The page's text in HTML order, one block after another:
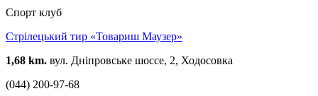
Спорт клуб
Стрілецький тир «Товариш Маузер»
1,68 km. вул. Дніпровське шоссе, 2, Ходосовка
(044) 200-97-68